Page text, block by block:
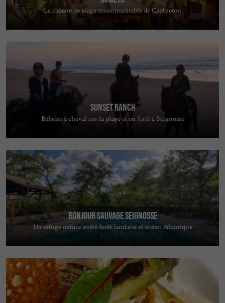
La cabane de plage incontournable de Capbreton
Sunset Ranch
Balades à cheval sur la plage et en forêt à Seignosse
Bonjour Sauvage Seignosse
Un refuge nature entre forêt landaise et océan Atlantique